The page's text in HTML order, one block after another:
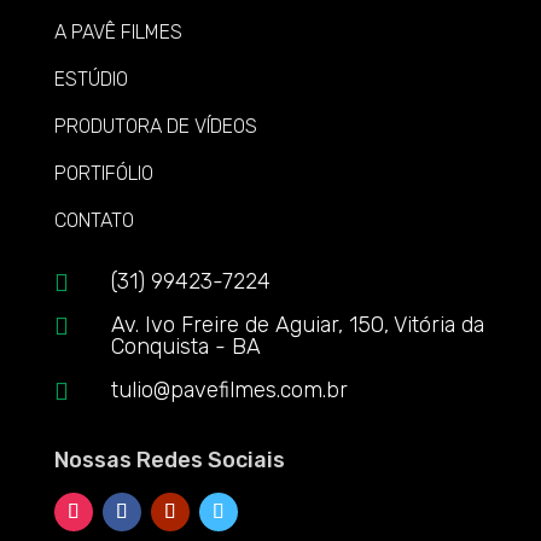
A PAVÊ FILMES
ESTÚDIO
PRODUTORA DE VÍDEOS
PORTIFÓLIO
CONTATO

(31) 99423-7224

Av. Ivo Freire de Aguiar, 150, Vitória da
Conquista - BA

tulio@pavefilmes.com.br
Nossas Redes Sociais